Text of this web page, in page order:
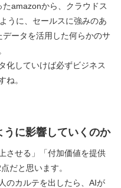
amazonから、クラウドス
うに、セールスに強みのあ
ータを活用した何らかのサ
化していけば必ずビジネス
ね。
に影響していくのか
させる」「付加価値を提供
だと思います。
のカルテを出したら、AIが